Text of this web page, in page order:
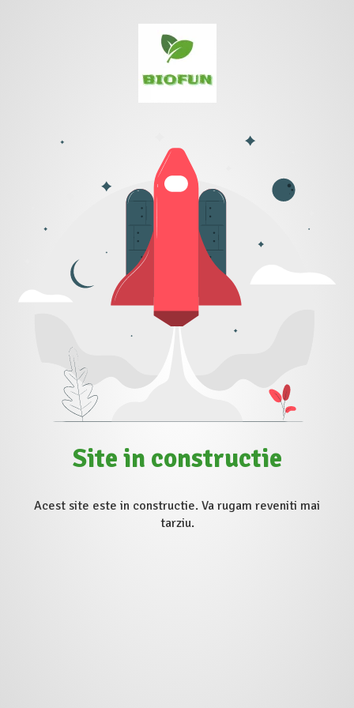
Site in constructie
Acest site este in constructie. Va rugam reveniti mai
tarziu.